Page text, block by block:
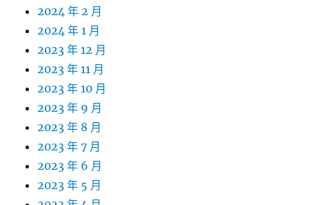
2024 年 2 月
2024 年 1 月
2023 年 12 月
2023 年 11 月
2023 年 10 月
2023 年 9 月
2023 年 8 月
2023 年 7 月
2023 年 6 月
2023 年 5 月